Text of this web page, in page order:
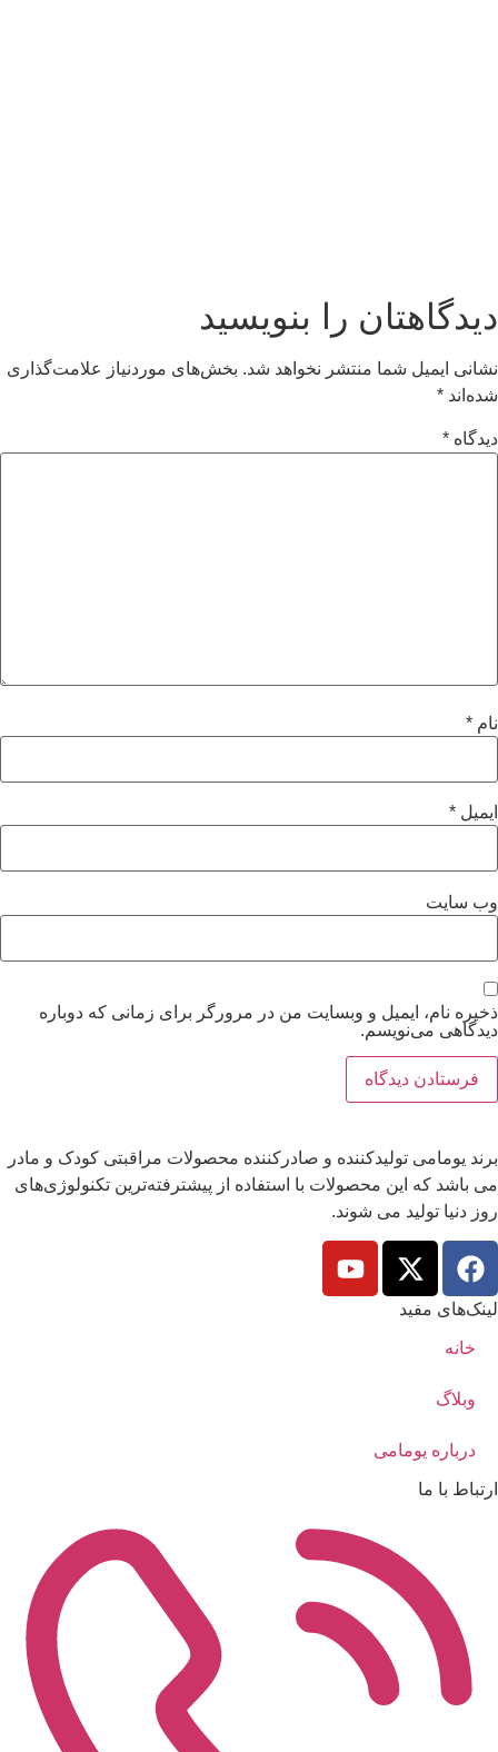
دیدگاهتان را بنویسید
نشانی ایمیل شما منتشر نخواهد شد. بخش‌های موردنیاز علامت‌گذاری
شده‌اند *
دیدگاه *
نام *
ایمیل *
وب‌ سایت
ذخیره نام، ایمیل و وبسایت من در مرورگر برای زمانی که دوباره
دیدگاهی می‌نویسم.
برند یومامی تولیدکننده و صادرکننده محصولات مراقبتی کودک و مادر
می باشد که این محصولات با استفاده از پیشترفته‌ترین تکنولوژی‌های
روز دنیا تولید می شوند.
لینک‌های مفید
خانه
وبلاگ
درباره یومامی
ارتباط با ما